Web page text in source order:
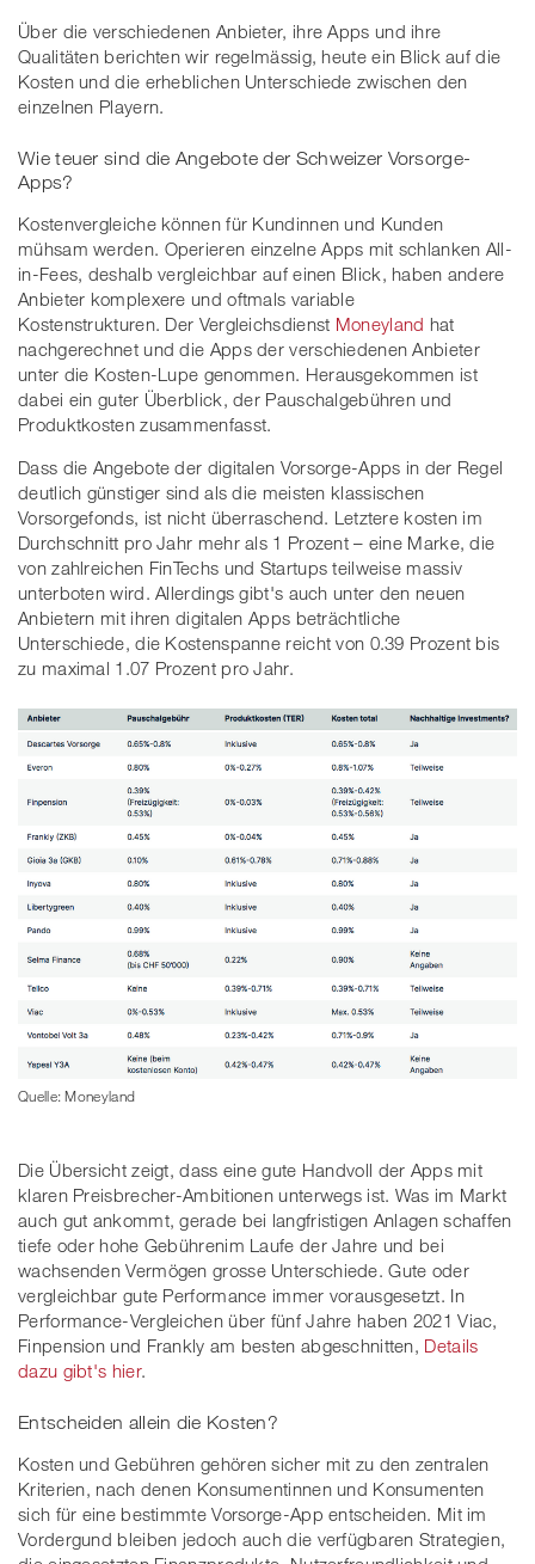
Über die verschiedenen Anbieter, ihre Apps und ihre
Qualitäten berichten wir regelmässig, heute ein Blick auf die
Kosten und die erheblichen Unterschiede zwischen den
einzelnen Playern.
Wie teuer sind die Angebote der Schweizer Vorsorge-
Apps?
Kostenvergleiche können für Kundinnen und Kunden
mühsam werden. Operieren einzelne Apps mit schlanken All-
in-Fees, deshalb vergleichbar auf einen Blick, haben andere
Anbieter komplexere und oftmals variable
Kostenstrukturen. Der Vergleichsdienst Moneyland hat
nachgerechnet und die Apps der verschiedenen Anbieter
unter die Kosten-Lupe genommen. Herausgekommen ist
dabei ein guter Überblick, der Pauschalgebühren und
Produktkosten zusammenfasst.
Dass die Angebote der digitalen Vorsorge-Apps in der Regel
deutlich günstiger sind als die meisten klassischen
Vorsorgefonds, ist nicht überraschend. Letztere kosten im
Durchschnitt pro Jahr mehr als 1 Prozent – eine Marke, die
von zahlreichen FinTechs und Startups teilweise massiv
unterboten wird. Allerdings gibt's auch unter den neuen
Anbietern mit ihren digitalen Apps beträchtliche
Unterschiede, die Kostenspanne reicht von 0.39 Prozent bis
zu maximal 1.07 Prozent pro Jahr.
Quelle: Moneyland
Die Übersicht zeigt, dass eine gute Handvoll der Apps mit
klaren Preisbrecher-Ambitionen unterwegs ist. Was im Markt
auch gut ankommt, gerade bei langfristigen Anlagen schaffen
tiefe oder hohe Gebührenim Laufe der Jahre und bei
wachsenden Vermögen grosse Unterschiede. Gute oder
vergleichbar gute Performance immer vorausgesetzt. In
Performance-Vergleichen über fünf Jahre haben 2021 Viac,
Finpension und Frankly am besten abgeschnitten, Details
dazu gibt's hier.
Entscheiden allein die Kosten?
Kosten und Gebühren gehören sicher mit zu den zentralen
Kriterien, nach denen Konsumentinnen und Konsumenten
sich für eine bestimmte Vorsorge-App entscheiden. Mit im
Vordergund bleiben jedoch auch die verfügbaren Strategien,